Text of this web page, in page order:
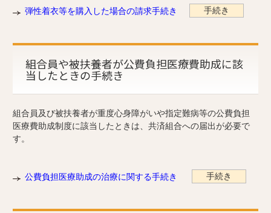
弾性着衣等を購入した場合の請求手続き 手続き
組合員や被扶養者が公費負担医療費助成に該
当したときの手続き
組合員及び被扶養者が重度心身障がいや指定難病等の公費負担
医療費助成制度に該当したときは、共済組合への届出が必要で
す。
公費負担医療助成の治療に関する手続き 手続き